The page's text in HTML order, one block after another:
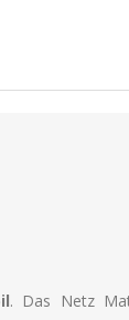
. Das Netz